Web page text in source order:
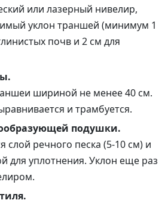
или лазерный нивелир,
уклон траншей (минимум 1
почв и 2 см для
шириной не менее 40 см.
и трамбуется.
подушки.
слой речного песка (5-10 см) и
для уплотнения. Уклон еще раз